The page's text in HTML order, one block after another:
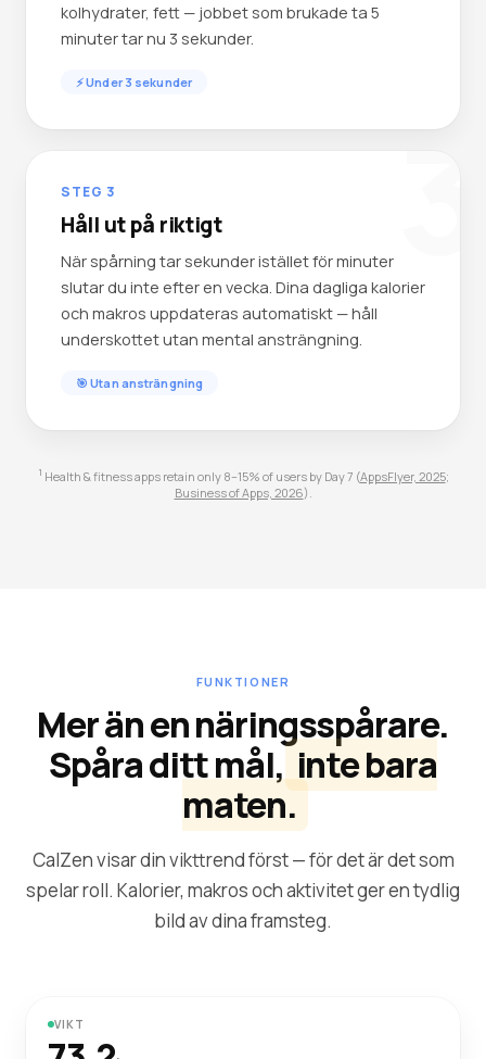
kolhydrater, fett — jobbet som brukade ta 5
minuter tar nu 3 sekunder.
⚡ Under 3 sekunder
3
STEG 3
Håll ut på riktigt
När spårning tar sekunder istället för minuter
slutar du inte efter en vecka. Dina dagliga kalorier
och makros uppdateras automatiskt — håll
underskottet utan mental ansträngning.
🎯 Utan ansträngning
1 Health & fitness apps retain only 8–15% of users by Day 7 (AppsFlyer, 2025;
Business of Apps, 2026).
FUNKTIONER
Mer än en näringsspårare.
Spåra ditt mål, inte bara
maten.
CalZen visar din vikttrend först — för det är det som
spelar roll. Kalorier, makros och aktivitet ger en tydlig
bild av dina framsteg.
VIKT